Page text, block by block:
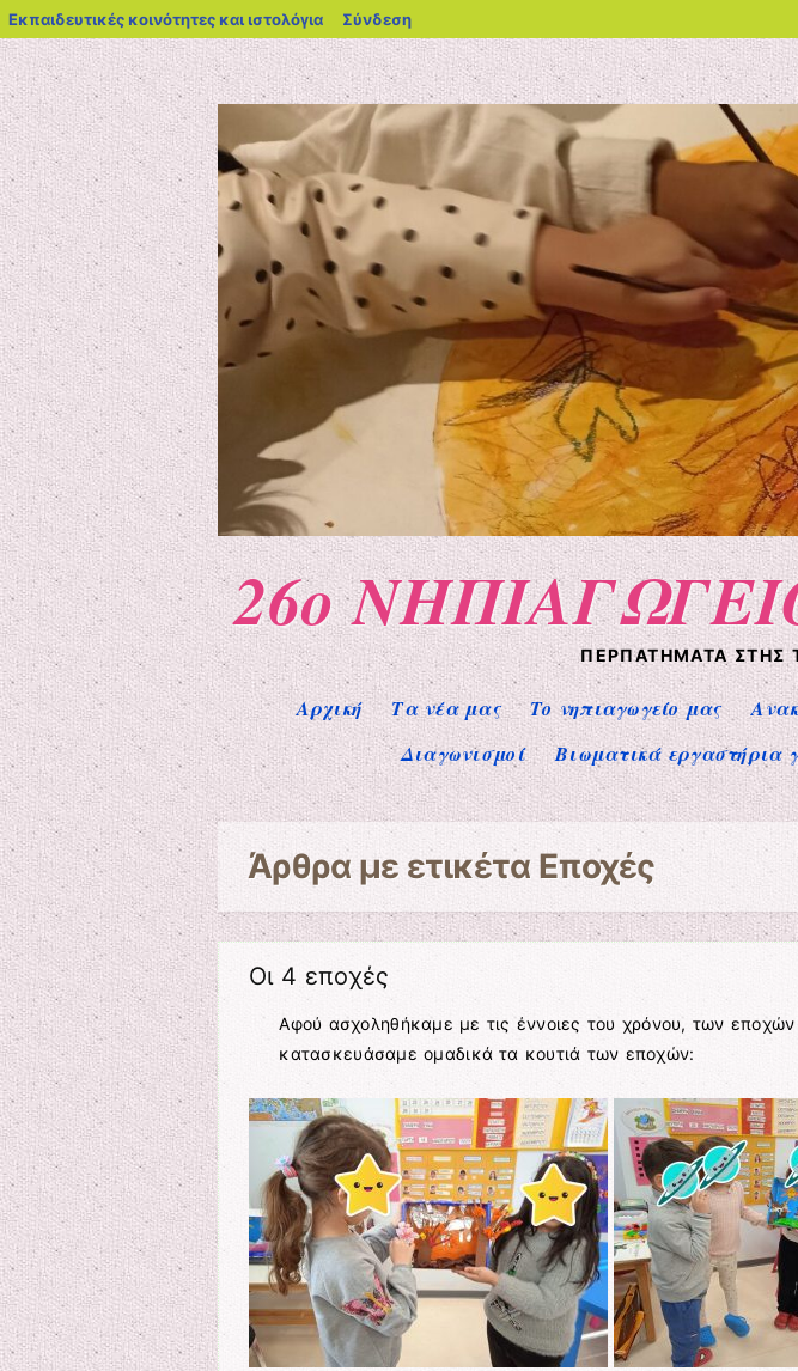
Εκπαιδευτικές κοινότητες και ιστολόγια blogs.sch.gr
Σύνδεση
26ο
ΠΕΡΠΑΤΉΜΑΤΑ ΣΤΗΣ
Μενού
Μετάβαση στο περιεχόμενο
Αρχική Τα νέα μας Το νηπιαγωγείο μας
Διαγωνισμοί
Βιωματικά εργαστήρια
Άρθρα με ετικέτα Εποχές
Οι 4 εποχές
Αφού ασχοληθήκαμε με τις έννοιες του χρόνου, των
κατασκευάσαμε ομαδικά τα κουτιά των εποχών: